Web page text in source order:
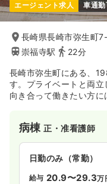
エージェント求人 車通勤
長崎県長崎市弥生町
崇福寺駅
22分
長崎市弥生町にある、
す。プライベートと両
向き合って働きたい方に
病棟正・准看護師
日勤のみ（常勤）
給与 20.9〜29.3万